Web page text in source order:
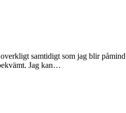
samtidigt som jag blir
Jag kan…